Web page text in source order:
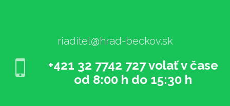
riaditel@hrad-beckov.sk
+421 32 7742 727 volať v čase
od 8:00 h do 15:30 h